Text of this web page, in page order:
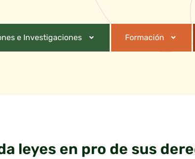
e Investigaciones Formación
leyes en pro de sus